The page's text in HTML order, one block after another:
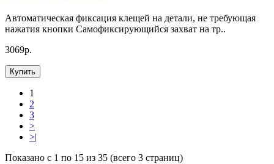
Автоматическая фиксация клещей на детали, не требующая
нажатия кнопки Самофиксирующийся захват на тр..
3069р.
Купить
1
2
3
>
>|
Показано с 1 по 15 из 35 (всего 3 страниц)